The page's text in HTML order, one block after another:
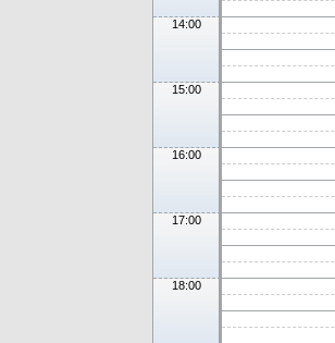
14:00
15:00
16:00
17:00
18:00